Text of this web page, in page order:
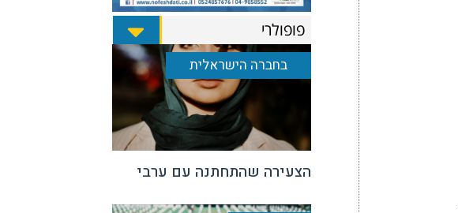
פופולרי
בחברה הישראלית
הצעירה שהתחתנה עם ערבי